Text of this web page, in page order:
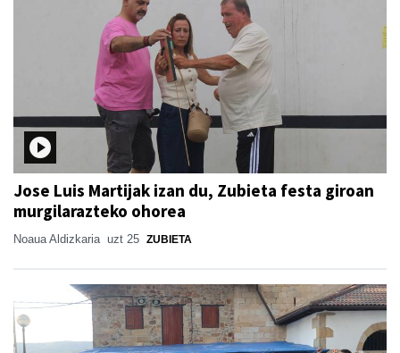
Jose Luis Martijak izan du, Zubieta festa giroan
murgilarazteko ohorea
Noaua Aldizkaria uzt 25 ZUBIETA